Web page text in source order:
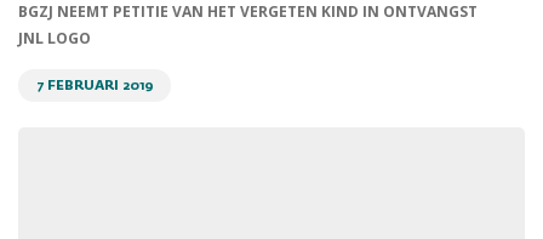
Contact
BGZJ NEEMT PETITIE VAN HET VERGETEN KIND IN ONTVANGST
JNL LOGO
7 FEBRUARI 2019